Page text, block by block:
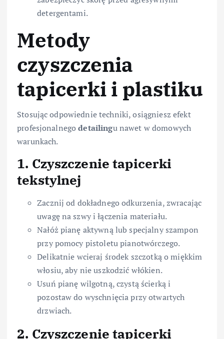
detergentami.
Metody
czyszczenia
tapicerki i plastiku
Stosując odpowiednie techniki, osiągniesz efekt
profesjonalnegodetailingu nawet w domowych
warunkach.
1. Czyszczenie tapicerki
tekstylnej
Zacznij od dokładnego odkurzenia, zwracając
uwagę na szwy i łączenia materiału.
Nałóż pianę aktywną lub specjalny szampon
przy pomocy pistoletu pianotwórczego.
Delikatnie wcieraj środek szczotką o miękkim
włosiu, aby nie uszkodzić włókien.
Usuń pianę wilgotną, czystą ścierką i
pozostaw do wyschnięcia przy otwartych
drzwiach.
2. Czyszczenie tapicerki